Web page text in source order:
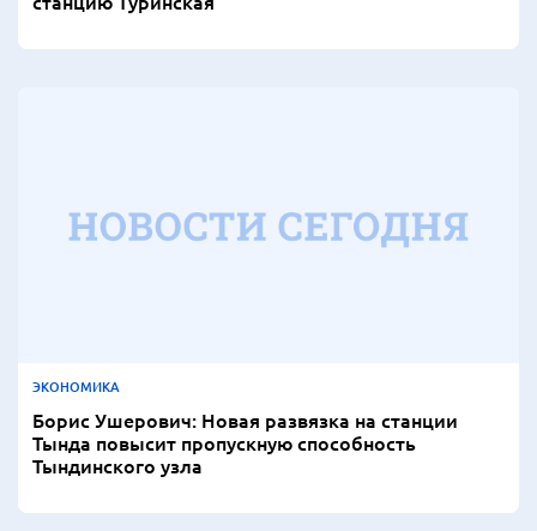
ЭКОНОМИКА
Борис Ушерович: Новая развязка на станции
Тында повысит пропускную способность
Тындинского узла